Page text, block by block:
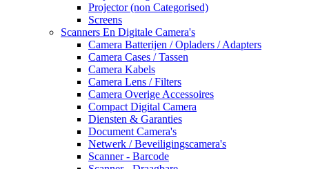
Projector (non Categorised)
Screens
Scanners En Digitale Camera's
Camera Batterijen / Opladers / Adapters
Camera Cases / Tassen
Camera Kabels
Camera Lens / Filters
Camera Overige Accessoires
Compact Digital Camera
Diensten & Garanties
Document Camera's
Netwerk / Beveiligingscamera's
Scanner - Barcode